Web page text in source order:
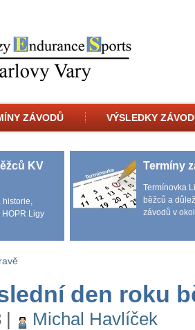
ZÁVODŮ VÝSLEDKY
KV
historie,
HOPR Ligy
Termíny
Termínovka
běžců a
závodů v
den roku
|
Michal Havlíček